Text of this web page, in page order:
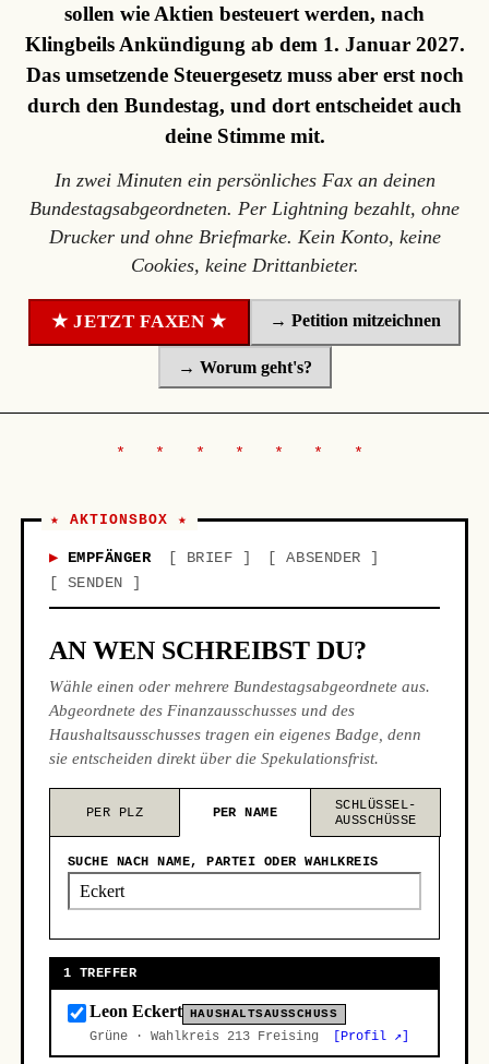
sollen wie Aktien besteuert werden, nach
Klingbeils Ankündigung ab dem 1. Januar 2027.
Das umsetzende Steuergesetz muss aber erst noch
durch den Bundestag, und dort entscheidet auch
deine Stimme mit.
In zwei Minuten ein persönliches Fax an deinen
Bundestagsabgeordneten. Per Lightning bezahlt, ohne
Drucker und ohne Briefmarke. Kein Konto, keine
Cookies, keine Drittanbieter.
★ JETZT FAXEN ★ → Petition mitzeichnen
→ Worum geht's?
★ AKTIONSBOX ★
EMPFÄNGER BRIEF
ABSENDER
SENDEN
AN WEN SCHREIBST DU?
Wähle einen oder mehrere Bundestagsabgeordnete aus.
Abgeordnete des Finanzausschusses und des
Haushaltsausschusses tragen ein eigenes Badge, denn
sie entscheiden direkt über die Spekulationsfrist.
PER PLZ PER NAME
SCHLÜSSEL-
AUSSCHÜSSE
SUCHE NACH NAME, PARTEI ODER WAHLKREIS
1 TREFFER
Leon Eckert HAUSHALTSAUSSCHUSS
Grüne · Wahlkreis 213 Freising [Profil ↗]